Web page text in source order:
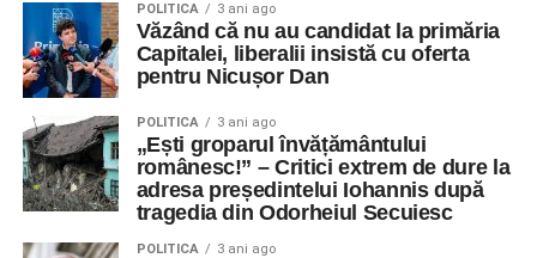
POLITICA 3 ani ago
Văzând că nu au candidat la primăria
Capitalei, liberalii insistă cu oferta
pentru Nicușor Dan
POLITICA 3 ani ago
„Ești groparul învățământului
românesc!” – Critici extrem de dure la
adresa președintelui Iohannis după
tragedia din Odorheiul Secuiesc
POLITICA 3 ani ago